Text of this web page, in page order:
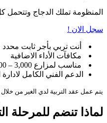
المنظومة تملك الدجاج وتتحمل
سجل الان !
أنت تربي بأجر ثابت
مكافآت الأداء الاضافية
مناسب لمزارع 3,000 – 20,000 طائر
الدعم الفني الكامل
يتم عمل عقد التربية لدي الغير من
لماذا تنضم للمرحلة